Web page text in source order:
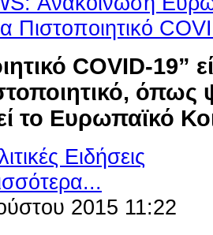
COVID-19”
όπως
το Ευρωπαϊκό
Ειδήσεις
2015 11:22